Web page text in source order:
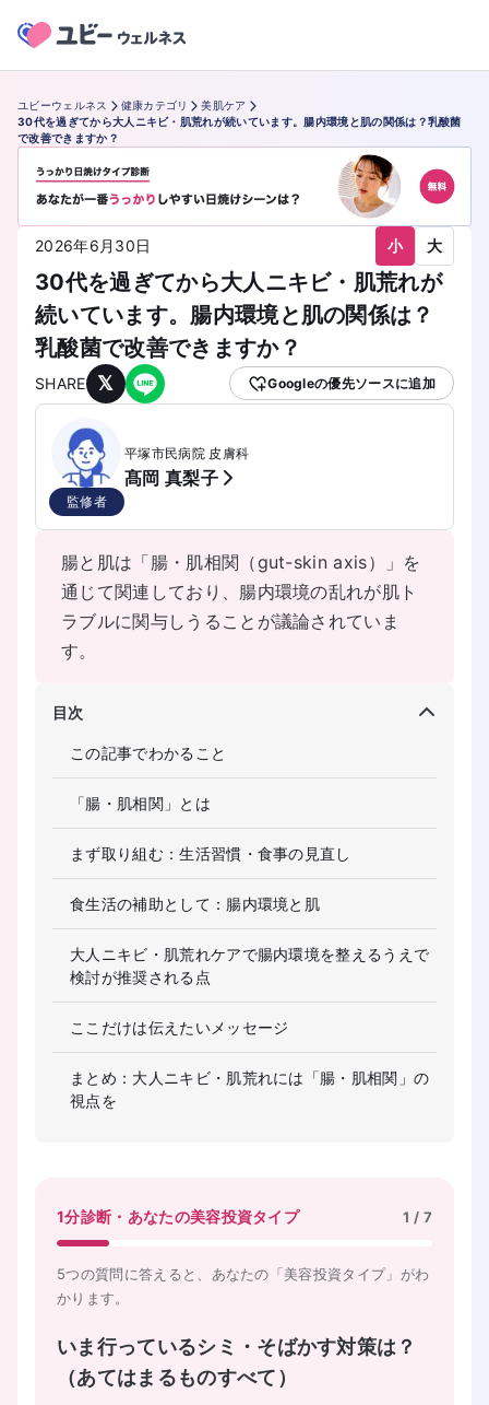
ユビーウェルネス 健康カテゴリ
美肌ケア
30代を過ぎてから大人ニキビ・肌荒れが続いています。腸内環境と肌の関係は？乳酸菌
で改善できますか？
2026年6月30日 小 大
30代を過ぎてから大人ニキビ・肌荒れが
続いています。腸内環境と肌の関係は？
乳酸菌で改善できますか？
SHARE 𝕏 Googleの優先ソースに追加
監修者
平塚市民病院 皮膚科
髙岡 真梨子
腸と肌は「腸・肌相関（gut-skin axis）」を
通じて関連しており、腸内環境の乱れが肌ト
ラブルに関与しうることが議論されていま
す。
目次
この記事でわかること
「腸・肌相関」とは
まず取り組む：生活習慣・食事の見直し
食生活の補助として：腸内環境と肌
大人ニキビ・肌荒れケアで腸内環境を整えるうえで
検討が推奨される点
ここだけは伝えたいメッセージ
まとめ：大人ニキビ・肌荒れには「腸・肌相関」の
視点を
1分診断・あなたの美容投資タイプ 1 / 7
5つの質問に答えると、あなたの「美容投資タイプ」がわ
かります。
いま行っているシミ・そばかす対策は？
（あてはまるものすべて）